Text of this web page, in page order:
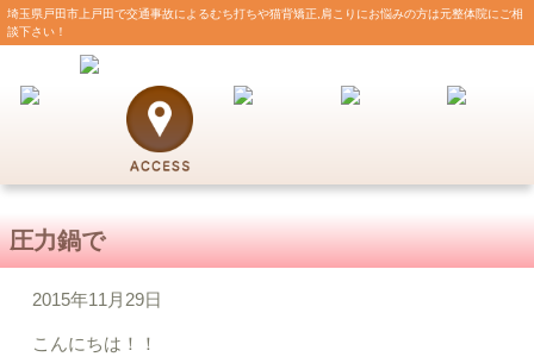
埼玉県戸田市上戸田で交通事故によるむち打ちや猫背矯正,肩こりにお悩みの方は元整体院にご相
談下さい！
圧力鍋で
2015年11月29日
こんにちは！！